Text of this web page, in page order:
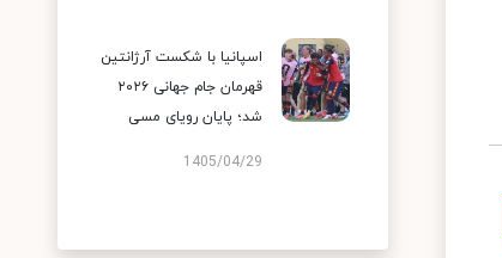
اسپانیا با شکست آرژانتین
قهرمان جام جهانی ۲۰۲۶
شد؛ پایان رویای مسی
1405/04/29